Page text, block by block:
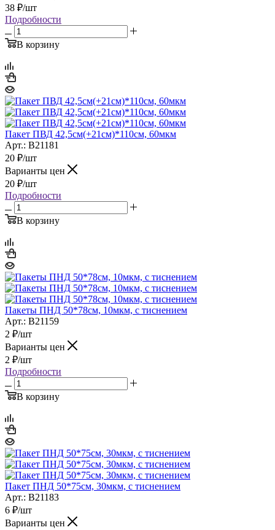
38 ₽/шт
Подробности
В корзину
Пакет ПВД 42,5см(+21см)*110см, 60мкм
Арт.: B21181
20 ₽/шт
Варианты цен
20 ₽/шт
Подробности
В корзину
Пакеты ПНД 50*78см, 10мкм, с тиснением
Арт.: B21159
2 ₽/шт
Варианты цен
2 ₽/шт
Подробности
В корзину
Пакет ПНД 50*75см, 30мкм, с тиснением
Арт.: B21183
6 ₽/шт
Варианты цен